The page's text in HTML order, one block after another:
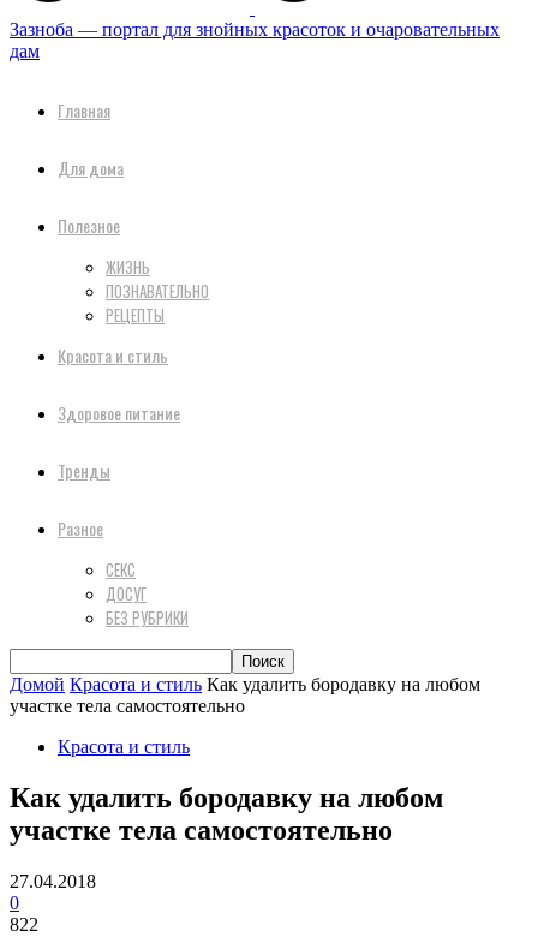
Зазноба — портал для знойных красоток и очаровательных
дам
Главная
Для дома
Полезное
ЖИЗНЬ
ПОЗНАВАТЕЛЬНО
РЕЦЕПТЫ
Красота и стиль
Здоровое питание
Тренды
Разное
СЕКС
ДОСУГ
БЕЗ РУБРИКИ
Домой Красота и стиль Как удалить бородавку на любом
участке тела самостоятельно
Красота и стиль
Как удалить бородавку на любом
участке тела самостоятельно
27.04.2018
0
822